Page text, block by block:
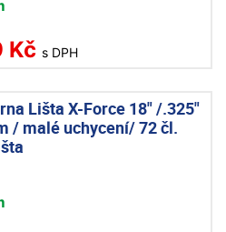
Kč s DPH
Lišta X-Force 18" /.325"
/ malé uchycení/ 72 čl.